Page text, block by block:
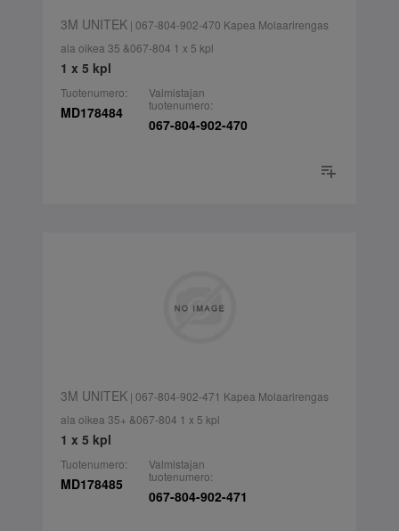
3M UNITEK| 067-804-902-470 Kapea Molaarirengas
ala oikea 35 &067-804 1 x 5 kpl
1 x 5 kpl
Tuotenumero:
MD178484
Valmistajan
tuotenumero:
067-804-902-470
3M UNITEK| 067-804-902-471 Kapea Molaarirengas
ala oikea 35+ &067-804 1 x 5 kpl
1 x 5 kpl
Tuotenumero:
MD178485
Valmistajan
tuotenumero:
067-804-902-471